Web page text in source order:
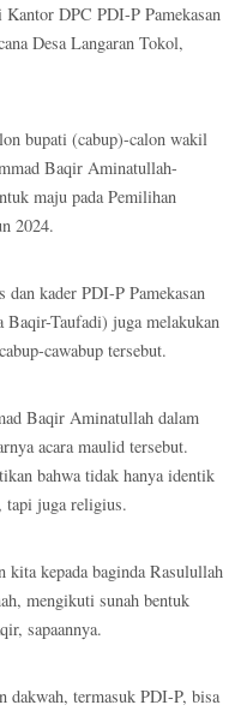
DPC PDI-P Pamekasan
Desa Langaran Tokol,
bupati (cabup)-calon wakil
Baqir Aminatullah-
maju pada Pemilihan
2024.
dan kader PDI-P Pamekasan
Baqir-Taufadi) juga melakukan
cawabup tersebut.
Baqir Aminatullah dalam
acara maulid tersebut.
bahwa tidak hanya identik
tapi juga religius.
kita kepada baginda Rasulullah
mengikuti sunah bentuk
sapaannya.
dakwah, termasuk PDI-P, bisa